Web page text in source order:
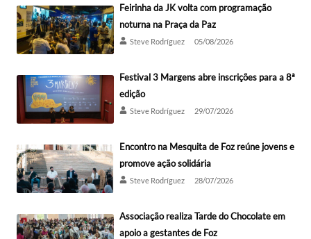
Feirinha da JK volta com programação
noturna na Praça da Paz
Steve Rodríguez 05/08/2026
Festival 3 Margens abre inscrições para a 8ª
edição
Steve Rodríguez 29/07/2026
Encontro na Mesquita de Foz reúne jovens e
promove ação solidária
Steve Rodríguez 28/07/2026
Associação realiza Tarde do Chocolate em
apoio a gestantes de Foz